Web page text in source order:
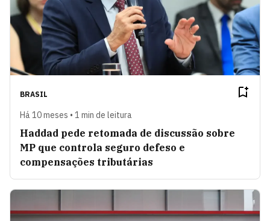
BRASIL
Há 10 meses • 1 min de leitura
Haddad pede retomada de discussão sobre
MP que controla seguro defeso e
compensações tributárias